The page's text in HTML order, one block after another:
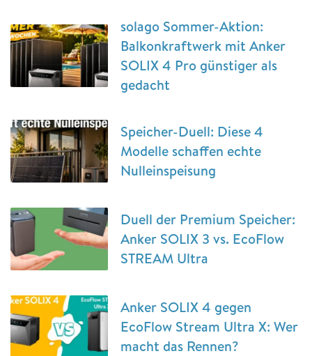
solago Sommer-Aktion:
Balkonkraftwerk mit Anker
SOLIX 4 Pro günstiger als
gedacht
Speicher-Duell: Diese 4
Modelle schaffen echte
Nulleinspeisung
Duell der Premium Speicher:
Anker SOLIX 3 vs. EcoFlow
STREAM Ultra
Anker SOLIX 4 gegen
EcoFlow Stream Ultra X: Wer
macht das Rennen?